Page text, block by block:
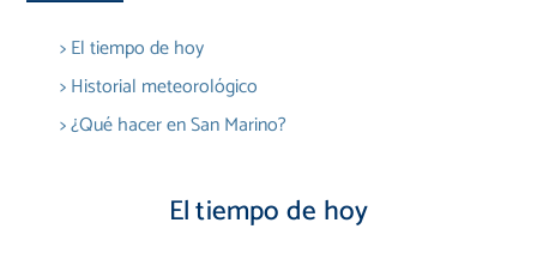
> El tiempo de hoy
> Historial meteorológico
> ¿Qué hacer en San Marino?
El tiempo de hoy